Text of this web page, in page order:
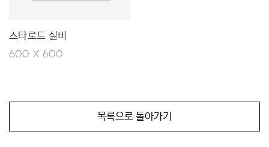
스타로드 실버
600 X 600
목록으로 돌아가기